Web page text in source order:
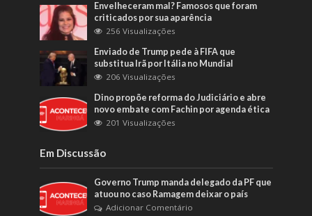
Envelheceram mal? Famosos que foram
criticados por sua aparência
256 Visualizações
Enviado de Trump pede à FIFA que
substitua Irã por Itália no Mundial
206 Visualizações
Dino propõe reforma do Judiciário e abre
novo embate com Fachin por agenda ética
201 Visualizações
Em Discussão
Governo Trump manda delegado da PF que
atuou no caso Ramagem deixar o país
Adicionar Comentário